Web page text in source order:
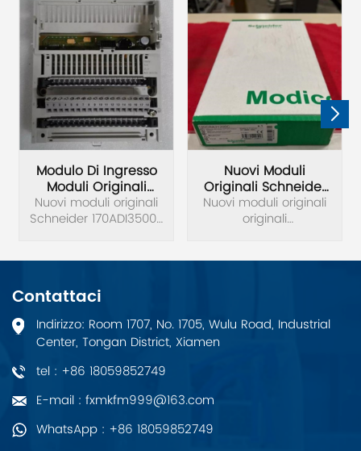
Modulo Di Ingresso
Moduli Originali
Schneider Nuovo
Originale
Nuovi moduli originali
Schneider 170ADI35000
Nuovi Moduli
Originali Schneider
140CRA31200C
Nuovi moduli originali
originali
Contattaci
Indirizzo: Room 1707, No. 1705, Wulu Road, Industrial
Center, Tongan District, Xiamen
tel : +86 18059852749
E-mail : fxmkfm999@163.com
WhatsApp : +86 18059852749